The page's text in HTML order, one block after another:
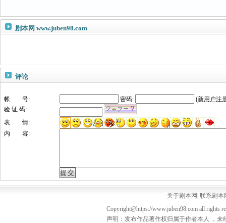
剧本网 www.juben98.com
评论
帐 号: 密码: (新用户注
验 证 码:
表 情:
内 容:
关于剧本网 联系剧本
Copyright@https://www.juben98.com all rights
声明：发布作品著作权归属于作者本人 ，未